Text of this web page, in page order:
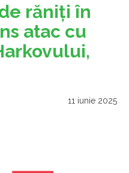
răniţi în
atac cu
11 iunie 2025